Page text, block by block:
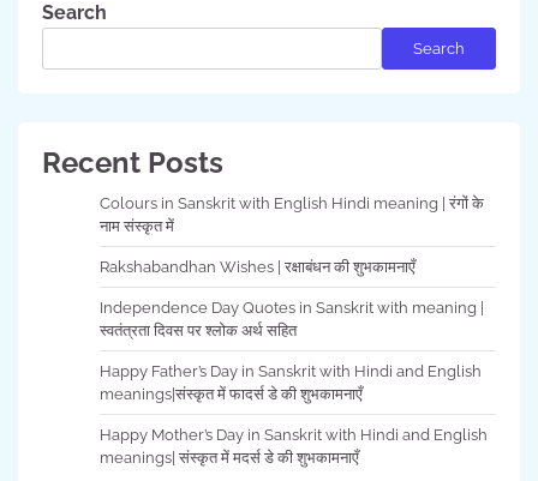
Search
Search
Recent Posts
Colours in Sanskrit with English Hindi meaning | रंगों के
नाम संस्कृत में
Rakshabandhan Wishes | रक्षाबंधन की शुभकामनाएँ
Independence Day Quotes in Sanskrit with meaning |
स्वतंत्रता दिवस पर श्लोक अर्थ सहित
Happy Father’s Day in Sanskrit with Hindi and English
meanings|संस्कृत में फादर्स डे की शुभकामनाएँ
Happy Mother’s Day in Sanskrit with Hindi and English
meanings| संस्कृत में मदर्स डे की शुभकामनाएँ